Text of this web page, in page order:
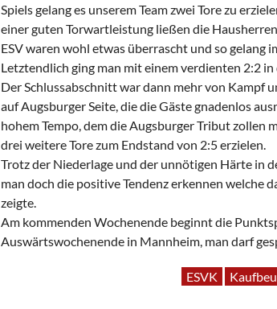
Spiels gelang es unserem Team zwei Tore zu
einer guten Torwartleistung ließen die
ESV waren wohl etwas überrascht und so gelang
Letztendlich ging man mit einem verdienten 2:2 in
Der Schlussabschnitt war dann mehr von Kampf
auf Augsburger Seite, die die Gäste gnadenlos
hohem Tempo, dem die Augsburger Tribut zollen
drei weitere Tore zum Endstand von 2:5 erzielen.
Trotz der Niederlage und der unnötigen Härte in
man doch die positive Tendenz erkennen welche
zeigte.
Am kommenden Wochenende beginnt die
Auswärtswochenende in Mannheim, man darf
ESVK